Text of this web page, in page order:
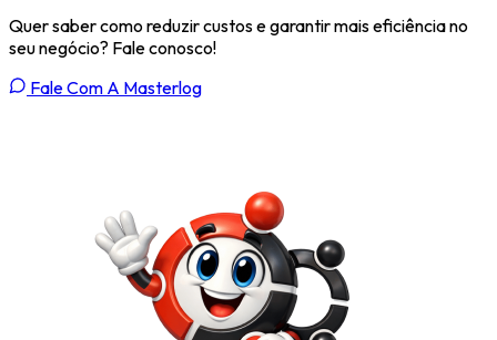
Quer saber como reduzir custos e garantir mais eficiência no
seu negócio? Fale conosco!
Fale Com A Masterlog